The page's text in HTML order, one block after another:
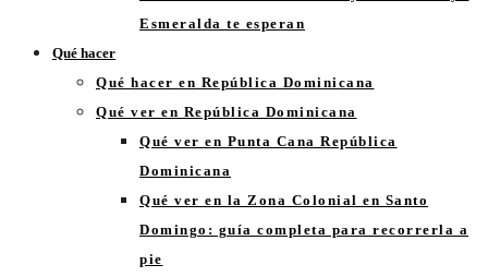
Esmeralda te esperan
Qué hacer
Qué hacer en República Dominicana
Qué ver en República Dominicana
Qué ver en Punta Cana República
Dominicana
Qué ver en la Zona Colonial en Santo
Domingo: guía completa para recorrerla a
pie